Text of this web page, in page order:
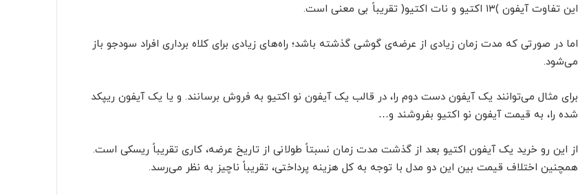
این تفاوت آیفون )۱۳ اکتیو و نات اکتیو( تقریباً بی معنی است.
اما در صورتی که مدت زمان زیادی از عرضه‌ی گوشی گذشته باشد؛ راه‌های زیادی برای کلاه برداری افراد سودجو باز
می‌شود.
برای مثال می‌توانند یک آیفون دست دوم را، در قالب یک آیفون نو اکتیو به فروش برسانند. و یا یک آیفون ریپکد
شده را، به قیمت آیفون نو اکتیو بفروشند و…
از این رو خرید یک آیفون اکتیو بعد از گذشت مدت زمان نسبتاً طولانی از تاریخ عرضه، کاری تقریباً ریسکی است.
همچنین اختلاف قیمت بین این دو مدل با توجه به کل هزینه پرداختی، تقریباً ناچیز به نظر می‌رسد.